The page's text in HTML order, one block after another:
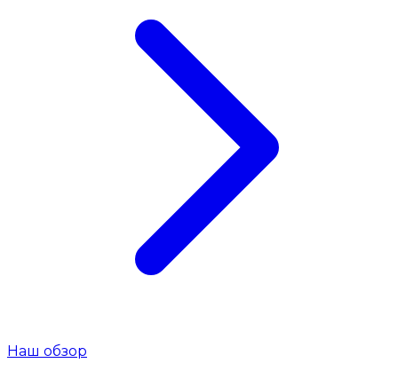
Наш обзор